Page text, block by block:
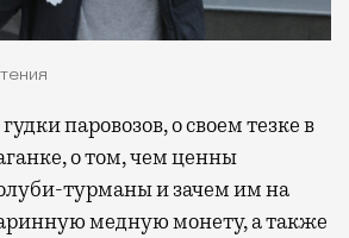
о том, чем ценны
турманы и зачем им на
медную монету, а также